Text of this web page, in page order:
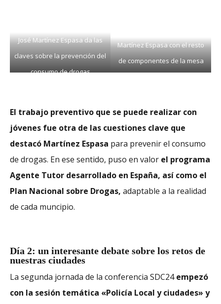
José Martínez Espasa da las
claves sobre la prevención del
consumo de drogas
Martínez Espasa con el resto
de componentes de la mesa
El trabajo preventivo que se puede realizar con
jóvenes fue otra de las cuestiones clave que
destacó Martínez Espasa para prevenir el consumo
de drogas. En ese sentido, puso en valor el programa
Agente Tutor desarrollado en España, así como el
Plan Nacional sobre Drogas, adaptable a la realidad
de cada muncipio.
Día 2: un interesante debate sobre los retos de
nuestras ciudades
La segunda jornada de la conferencia SDC24empezó
con la sesión temática «Policía Local y ciudades» y